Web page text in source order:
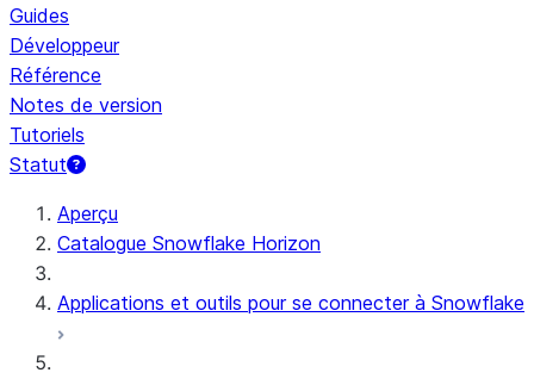
Guides
Développeur
Référence
Notes de version
Tutoriels
Statut
Aperçu
Catalogue Snowflake Horizon
Applications et outils pour se connecter à Snowflake